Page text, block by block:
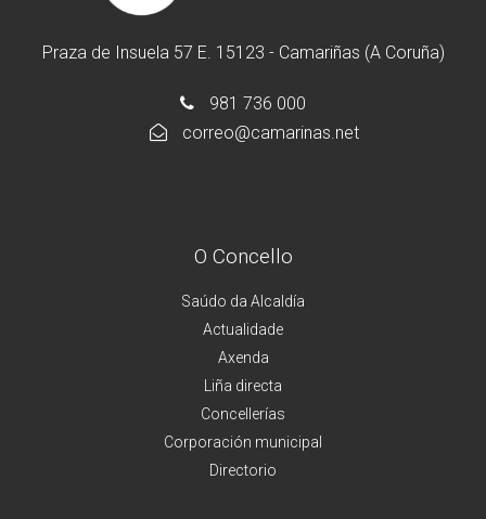
Praza de Insuela 57 E. 15123 - Camariñas (A Coruña)
981 736 000
correo@camarinas.net
O Concello
Saúdo da Alcaldía
Actualidade
Axenda
Liña directa
Concellerías
Corporación municipal
Directorio